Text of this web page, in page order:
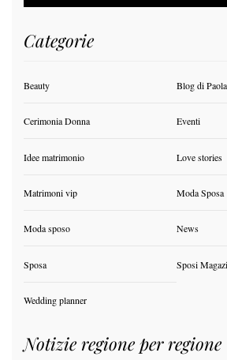
Categorie
Beauty Blog di Paola
Cerimonia Donna Eventi
Idee matrimonio Love stories
Matrimoni vip Moda Sposa
Moda sposo News
Sposa Sposi
Wedding planner
Notizie regione per regione